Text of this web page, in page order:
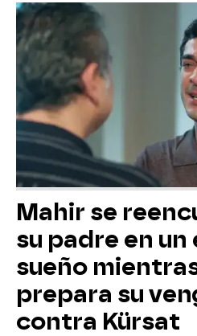
Mahir se
su padre en
sueño
prepara su
contra Kürsat